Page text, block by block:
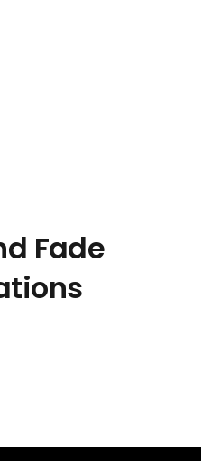
Fade